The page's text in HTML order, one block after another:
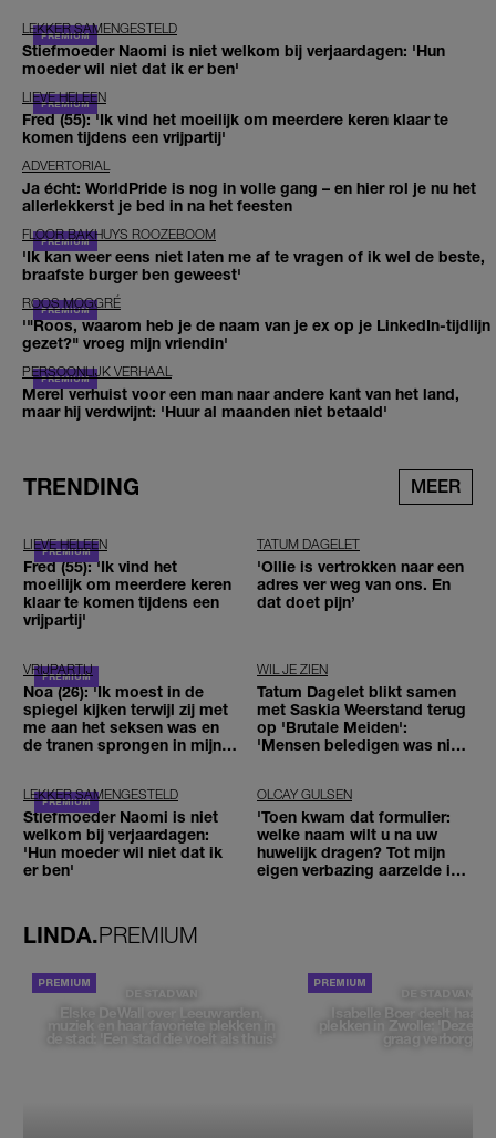
LEKKER SAMENGESTELD
Stiefmoeder Naomi is niet welkom bij verjaardagen: 'Hun
moeder wil niet dat ik er ben'
LIEVE HELEEN
Fred (55): 'Ik vind het moeilijk om meerdere keren klaar te
komen tijdens een vrijpartij'
ADVERTORIAL
Ja écht: WorldPride is nog in volle gang – en hier rol je nu het
allerlekkerst je bed in na het feesten
FLOOR BAKHUYS ROOZEBOOM
'Ik kan weer eens niet laten me af te vragen of ik wel de beste,
braafste burger ben geweest'
ROOS MOGGRÉ
'"Roos, waarom heb je de naam van je ex op je LinkedIn-tijdlijn
gezet?" vroeg mijn vriendin'
PERSOONLIJK VERHAAL
Merel verhuist voor een man naar andere kant van het land,
maar hij verdwijnt: 'Huur al maanden niet betaald'
TRENDING MEER
LIEVE HELEEN
Fred (55): 'Ik vind het
moeilijk om meerdere keren
klaar te komen tijdens een
vrijpartij'
TATUM DAGELET
'Ollie is vertrokken naar een
adres ver weg van ons. En
dat doet pijn’
VRIJPARTIJ
Noa (26): 'Ik moest in de
spiegel kijken terwijl zij met
me aan het seksen was en
de tranen sprongen in mijn
WIL JE ZIEN
Tatum Dagelet blikt samen
met Saskia Weerstand terug
op 'Brutale Meiden':
'Mensen beledigen was niet
LEKKER SAMENGESTELD
Stiefmoeder Naomi is niet
welkom bij verjaardagen:
'Hun moeder wil niet dat ik
er ben'
OLCAY GULSEN
'Toen kwam dat formulier:
welke naam wilt u na uw
huwelijk dragen? Tot mijn
eigen verbazing aarzelde ik
LINDA.PREMIUM
DE STAD VAN
Elske DeWall over Leeuwarden,
muziek en haar favoriete plekken in
de stad: 'Een stad die voelt als thuis'
DE STAD VAN
Isabelle Boer deelt haar
plekken in Zwolle: 'Deze
graag verborgen'